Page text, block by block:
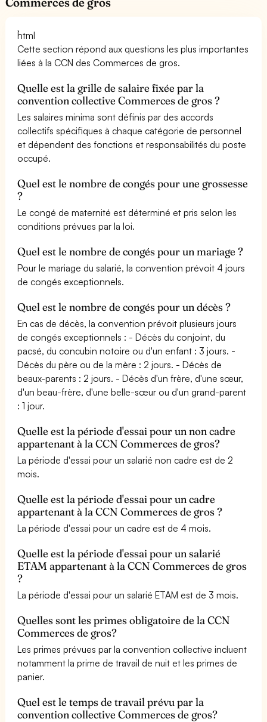
```html
Cette section répond aux questions les plus importantes
liées à la CCN des Commerces de gros.
Quelle est la grille de salaire fixée par la
convention collective Commerces de gros ?
Les salaires minima sont définis par des accords
collectifs spécifiques à chaque catégorie de personnel
et dépendent des fonctions et responsabilités du poste
occupé.
Quel est le nombre de congés pour une grossesse
?
Le congé de maternité est déterminé et pris selon les
conditions prévues par la loi.
Quel est le nombre de congés pour un mariage ?
Pour le mariage du salarié, la convention prévoit 4 jours
de congés exceptionnels.
Quel est le nombre de congés pour un décès ?
En cas de décès, la convention prévoit plusieurs jours
de congés exceptionnels : - Décès du conjoint, du
pacsé, du concubin notoire ou d'un enfant : 3 jours. -
Décès du père ou de la mère : 2 jours. - Décès de
beaux-parents : 2 jours. - Décès d'un frère, d'une sœur,
d'un beau-frère, d'une belle-sœur ou d'un grand-parent
: 1 jour.
Quelle est la période d'essai pour un non cadre
appartenant à la CCN Commerces de gros?
La période d'essai pour un salarié non cadre est de 2
mois.
Quelle est la période d'essai pour un cadre
appartenant à la CCN Commerces de gros ?
La période d'essai pour un cadre est de 4 mois.
Quelle est la période d'essai pour un salarié
ETAM appartenant à la CCN Commerces de gros
?
La période d'essai pour un salarié ETAM est de 3 mois.
Quelles sont les primes obligatoire de la CCN
Commerces de gros?
Les primes prévues par la convention collective incluent
notamment la prime de travail de nuit et les primes de
panier.
Quel est le temps de travail prévu par la
convention collective Commerces de gros?